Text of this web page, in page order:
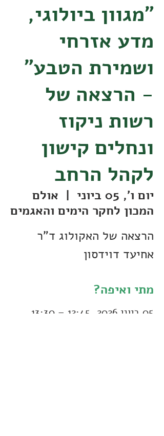
״מגוון ביולוגי,
מדע אזרחי
ושמירת הטבע"
- הרצאה של
רשות ניקוז
ונחלים קישון
לקהל הרחב
יום ו׳, 05 ביוני
  |
אולם
המכון לחקר הימים והאגמים
הרצאה של האקולוג ד"ר
אחיעד דוידסון
מתי ואיפה?
05 ביוני 2026, 12:45 – 13:30